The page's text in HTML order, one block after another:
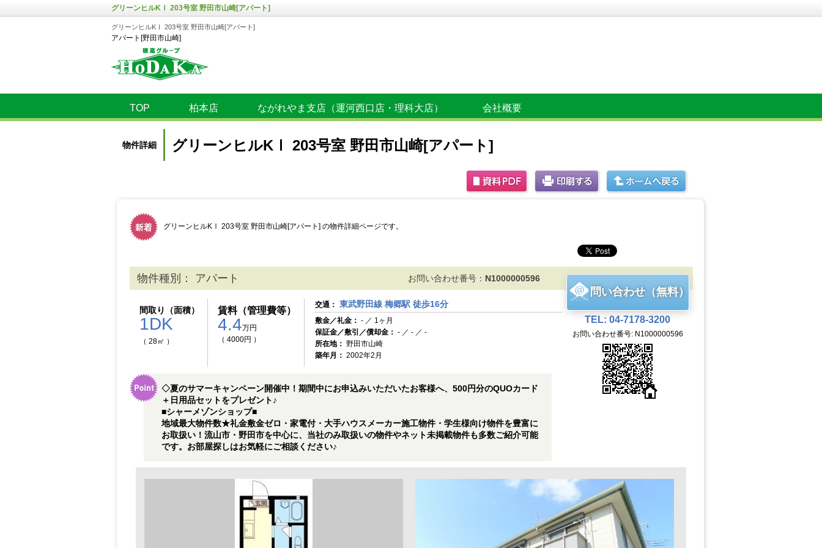
グリーンヒルKⅠ 203号室 野田市山崎[アパート]
グリーンヒルKⅠ 203号室 野田市山崎[アパート]
アパート[野田市山崎]
TOP 柏本店 ながれやま支店（運河西口店・理科大店） 会社概要
物件詳細 グリーンヒルKⅠ 203号室 野田市山崎[アパート]
グリーンヒルKⅠ 203号室 野田市山崎[アパート] の物件詳細ページです。
物件種別： アパート お問い合わせ番号： N1000000596
間取り（面積）
1DK
（ 28㎡ ）
賃料（管理費等）
4.4万円
（ 4000円 ）
交通： 東武野田線 梅郷駅 徒歩16分
敷金／礼金： - ／ 1ヶ月
保証金／敷引／償却金： - ／ - ／ -
所在地： 野田市山崎
築年月： 2002年2月
◇夏のサマーキャンペーン開催中！期間中にお申込みいただいたお客様へ、500円分のQUOカード
＋日用品セットをプレゼント♪
■シャーメゾンショップ■
地域最大物件数★礼金敷金ゼロ・家電付・大手ハウスメーカー施工物件・学生様向け物件を豊富に
お取扱い！流山市・野田市を中心に、当社のみ取扱いの物件やネット未掲載物件も多数ご紹介可能
です。お部屋探しはお気軽にご相談ください♪
問い合わせ（無料）
TEL: 04-7178-3200
お問い合わせ番号: N1000000596